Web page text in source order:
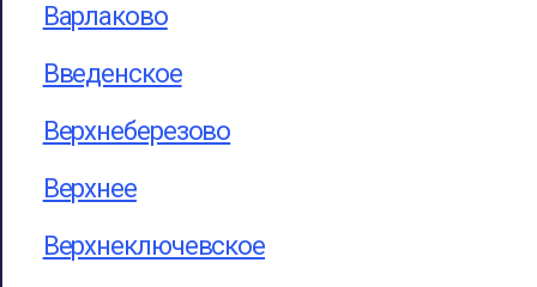
Варлаково
Введенское
Верхнеберезово
Верхнее
Верхнеключевское